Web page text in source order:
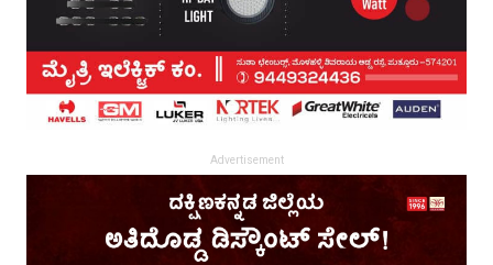
Advertisement